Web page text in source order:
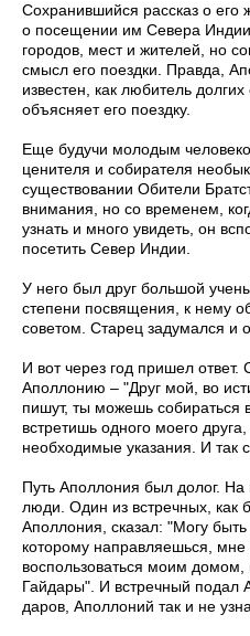
Сохранившийся рассказ о его
о посещении им Севера
городов, мест и жителей, но
смысл его поездки. Правда,
известен, как любитель
объясняет его поездку.
Еще будучи молодым
ценителя и собирателя
существовании Обители
внимания, но со временем,
узнать и много увидеть, он
посетить Север Индии.
У него был друг большой
степени посвящения, к нему
советом. Старец задумался и
И вот через год пришел ответ.
Аполлонию – "Друг мой, во
пишут, ты можешь собираться
встретишь одного моего
необходимые указания. И так
Путь Аполлония был долог. На
люди. Один из встречных, как
Аполлония, сказал: "Могу
которому направляешься,
воспользоваться моим домом,
Гайдары". И встречный подал
даров, Аполлоний так и не